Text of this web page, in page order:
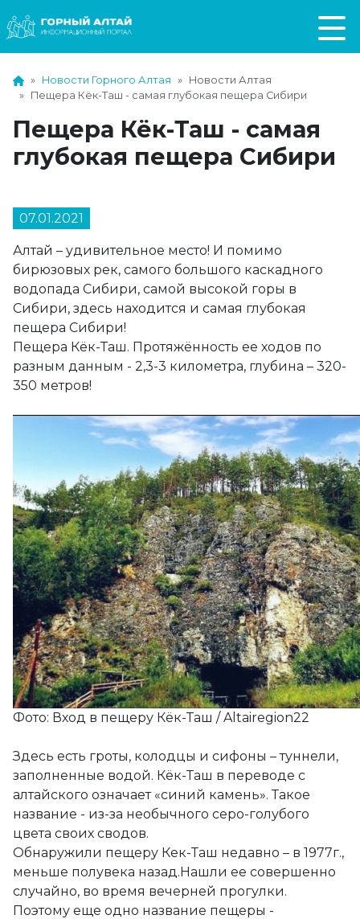
Новости Горного Алтая
Новости Алтая
Пещера Кёк-Таш - самая глубокая пещера Сибири
Пещера Кёк-Таш - самая
глубокая пещера Сибири
07.01.2021
Алтай – удивительное место! И помимо
бирюзовых рек, самого большого каскадного
водопада Сибири, самой высокой горы в
Сибири, здесь находится и самая глубокая
пещера Сибири!
Пещера Кёк-Таш. Протяжённость ее ходов по
разным данным - 2,3-3 километра, глубина – 320-
350 метров!
Фото: Вход в пещеру Кёк-Таш / Altairegion22
Здесь есть гроты, колодцы и сифоны – туннели,
заполненные водой. Кёк-Таш в переводе с
алтайского означает «синий камень». Такое
название - из-за необычного серо-голубого
цвета своих сводов.
Обнаружили пещеру Кек-Таш недавно – в 1977г.,
меньше полувека назад.Нашли ее совершенно
случайно, во время вечерней прогулки.
Поэтому еще одно название пещеры -